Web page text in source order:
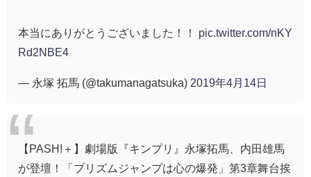
本当にありがとうございました！！ pic.twitter.com/nKY
Rd2NBE4
— 永塚 拓馬 (@takumanagatsuka) 2019年4月14日
【PASH!＋】劇場版『キンプリ』永塚拓馬、内田雄馬
が登壇！「プリズムジャンプは心の爆発」第3章舞台挨